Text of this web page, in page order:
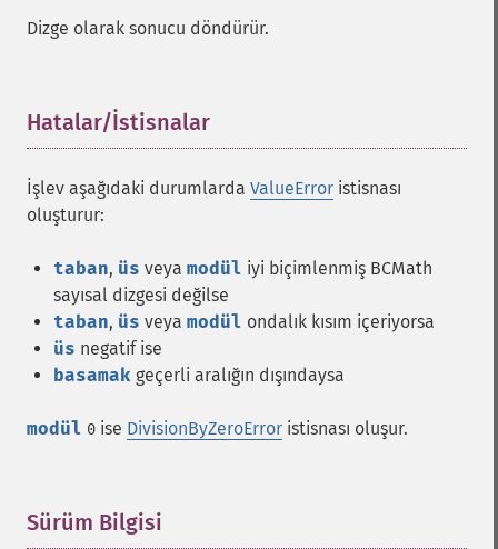
Dizge olarak sonucu döndürür.
Hatalar/İstisnalar
İşlev aşağıdaki durumlarda ValueError istisnası
oluşturur:
taban, üs veya modül iyi biçimlenmiş BCMath
sayısal dizgesi değilse
taban, üs veya modül ondalık kısım içeriyorsa
üs negatif ise
basamak geçerli aralığın dışındaysa
modül 0 ise DivisionByZeroError istisnası oluşur.
Sürüm Bilgisi